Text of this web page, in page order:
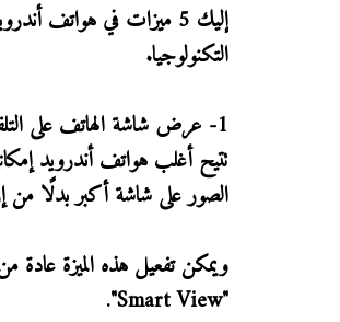
التكنولوجيا.
1- عرض شاشة الهاتف على التلفاز
تتيح أغلب هواتف أندرويد
الصور على شاشة أكبر بدلًا من
"Smart View".